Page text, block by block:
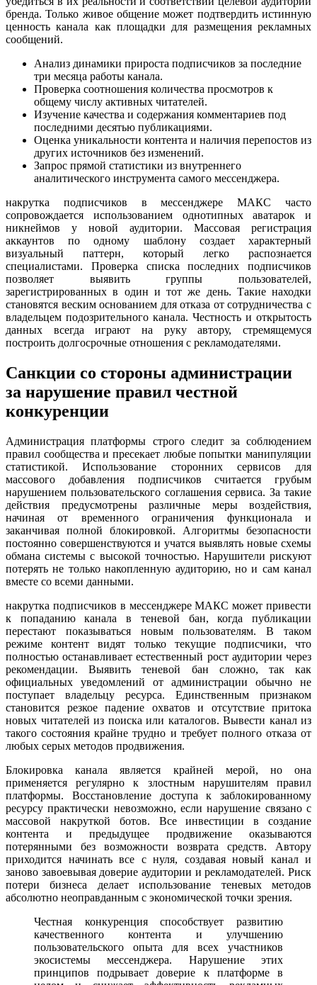
бренда. Только живое общение может подтвердить истинную
ценность канала как площадки для размещения рекламных
сообщений.
Анализ динамики прироста подписчиков за последние
три месяца работы канала.
Проверка соотношения количества просмотров к
общему числу активных читателей.
Изучение качества и содержания комментариев под
последними десятью публикациями.
Оценка уникальности контента и наличия перепостов из
других источников без изменений.
Запрос прямой статистики из внутреннего
аналитического инструмента самого мессенджера.
накрутка подписчиков в мессенджере МАКС часто
сопровождается использованием однотипных аватарок и
никнеймов у новой аудитории. Массовая регистрация
аккаунтов по одному шаблону создает характерный
визуальный паттерн, который легко распознается
специалистами. Проверка списка последних подписчиков
позволяет выявить группы пользователей,
зарегистрированных в один и тот же день. Такие находки
становятся веским основанием для отказа от сотрудничества с
владельцем подозрительного канала. Честность и открытость
данных всегда играют на руку автору, стремящемуся
построить долгосрочные отношения с рекламодателями.
Санкции со стороны администрации
за нарушение правил честной
конкуренции
Администрация платформы строго следит за соблюдением
правил сообщества и пресекает любые попытки манипуляции
статистикой. Использование сторонних сервисов для
массового добавления подписчиков считается грубым
нарушением пользовательского соглашения сервиса. За такие
действия предусмотрены различные меры воздействия,
начиная от временного ограничения функционала и
заканчивая полной блокировкой. Алгоритмы безопасности
постоянно совершенствуются и учатся выявлять новые схемы
обмана системы с высокой точностью. Нарушители рискуют
потерять не только накопленную аудиторию, но и сам канал
вместе со всеми данными.
накрутка подписчиков в мессенджере МАКС может привести
к попаданию канала в теневой бан, когда публикации
перестают показываться новым пользователям. В таком
режиме контент видят только текущие подписчики, что
полностью останавливает естественный рост аудитории через
рекомендации. Выявить теневой бан сложно, так как
официальных уведомлений от администрации обычно не
поступает владельцу ресурса. Единственным признаком
становится резкое падение охватов и отсутствие притока
новых читателей из поиска или каталогов. Вывести канал из
такого состояния крайне трудно и требует полного отказа от
любых серых методов продвижения.
Блокировка канала является крайней мерой, но она
применяется регулярно к злостным нарушителям правил
платформы. Восстановление доступа к заблокированному
ресурсу практически невозможно, если нарушение связано с
массовой накруткой ботов. Все инвестиции в создание
контента и предыдущее продвижение оказываются
потерянными без возможности возврата средств. Автору
приходится начинать все с нуля, создавая новый канал и
заново завоевывая доверие аудитории и рекламодателей. Риск
потери бизнеса делает использование теневых методов
абсолютно неоправданным с экономической точки зрения.
Честная конкуренция способствует развитию
качественного контента и улучшению
пользовательского опыта для всех участников
экосистемы мессенджера. Нарушение этих
принципов подрывает доверие к платформе в